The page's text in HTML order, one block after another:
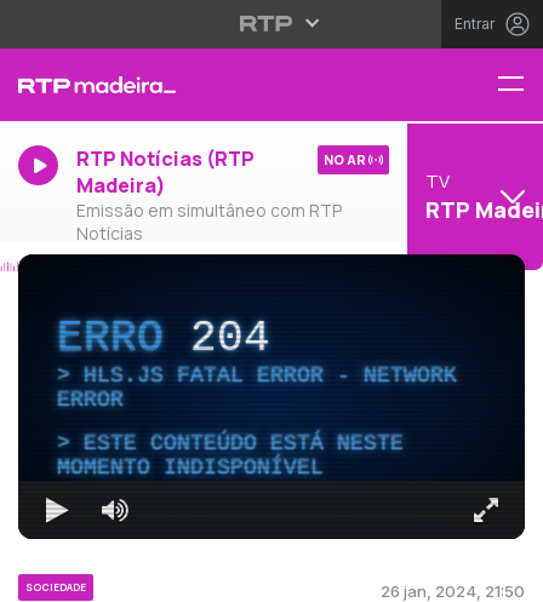
Entrar
RTP Notícias (RTP
Madeira)
Emissão em simultâneo com RTP
Notícias
NO AR
TV
RTP
ERRO204
HLS.JS FATAL ERROR - NETWORK
ERROR
ESTE CONTEÚDO ESTÁ NESTE
MOMENTO INDISPONÍVEL
SOCIEDADE 26 jan, 2024, 21:50